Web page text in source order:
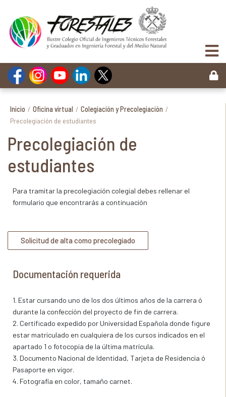
Inicio / Oficina virtual / Colegiación y Precolegiación /
Precolegiación de estudiantes
Precolegiación de
estudiantes
Para tramitar la precolegiación colegial debes rellenar el
formulario que encontrarás a continuación
Solicitud de alta como precolegiado
Documentación requerida
1. Estar cursando uno de los dos últimos años de la carrera ó
durante la confección del proyecto de fin de carrera.
⁠⁠⁠⁠⁠⁠⁠2. Certificado expedido por Universidad Española donde figure
estar matriculado en cualquiera de los cursos indicados en el
apartado 1 o fotocopia de la última matrícula.
3. Documento Nacional de Identidad, Tarjeta de Residencia ó
Pasaporte en vigor.
4. Fotografía en color, tamaño carnet.